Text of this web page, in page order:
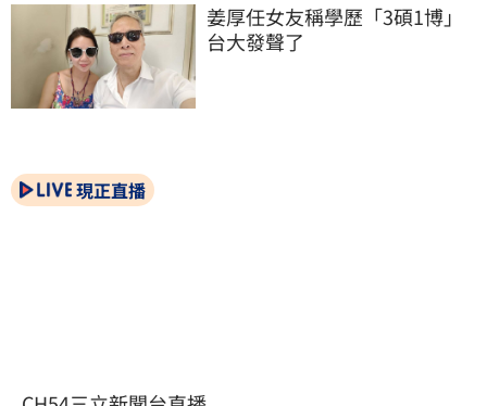
姜厚任女友稱學歷「3碩1博」
台大發聲了
現正直播